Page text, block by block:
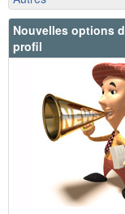
Nouvelles options
profil